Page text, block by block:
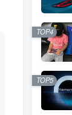
TOP4
TOP5